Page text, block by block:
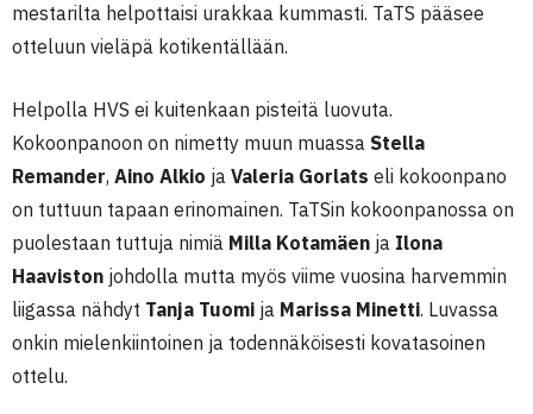
mestarilta helpottaisi urakkaa kummasti. TaTS pääsee
otteluun vieläpä kotikentällään.
Helpolla HVS ei kuitenkaan pisteitä luovuta.
Kokoonpanoon on nimetty muun muassa Stella
Remander, Aino Alkio ja Valeria Gorlats eli kokoonpano
on tuttuun tapaan erinomainen. TaTSin kokoonpanossa on
puolestaan tuttuja nimiä Milla Kotamäen ja Ilona
Haaviston johdolla mutta myös viime vuosina harvemmin
liigassa nähdyt Tanja Tuomi ja Marissa Minetti. Luvassa
onkin mielenkiintoinen ja todennäköisesti kovatasoinen
ottelu.